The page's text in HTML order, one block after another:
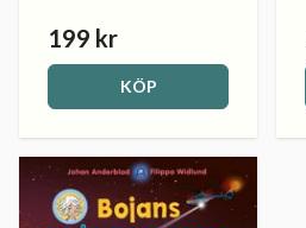
199 kr
KÖP